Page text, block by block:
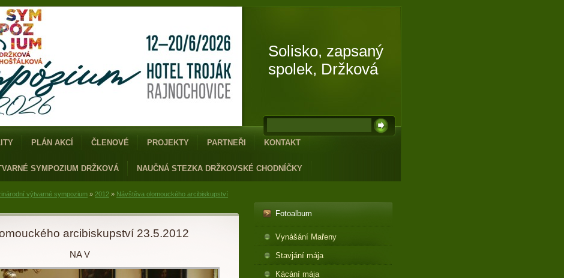
Solisko, zapsaný
spolek, Držková
PLÁN AKCÍ ČLENOVÉ PROJEKTY PARTNEŘI KONTAKT
SYMPOZIUM DRŽKOVÁ NAUČNÁ STEZKA DRŽKOVSKÉ CHODNÍČKY
výtvarné sympozium » 2012 » Návštěva olomouckého arcibiskupství
arcibiskupství 23.5.2012
NA V
Fotoalbum
Vynášání Mařeny
Stavjání mája
Kácání mája